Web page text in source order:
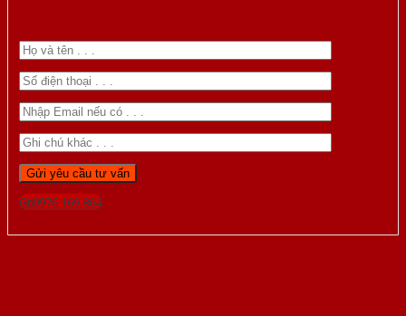
Gọi 0976.169.864